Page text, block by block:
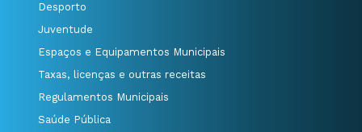
Desporto
Juventude
Espaços e Equipamentos Municipais
Taxas, licenças e outras receitas
Regulamentos Municipais
Saúde Pública